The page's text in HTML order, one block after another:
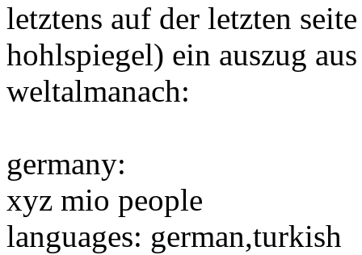
letztens auf der letzten
hohlspiegel) ein auszug
weltalmanach:
germany:
xyz mio people
languages: german,turkish